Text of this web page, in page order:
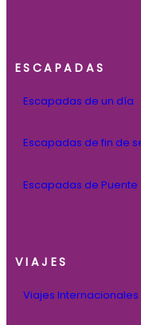
ESCAPADAS
Escapadas de un día
Escapadas de fin de
Escapadas de Puente
VIAJES
Viajes Internacionales